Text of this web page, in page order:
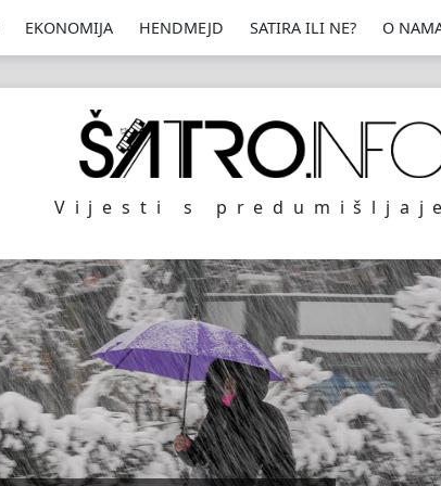
EKONOMIJA HENDMEJD SATIRA ILI NE? O
Vijesti s